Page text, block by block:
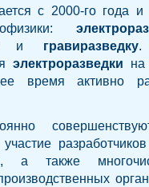
с 2000-го года
и гравиразведку.
электроразведки на
время активно
а также